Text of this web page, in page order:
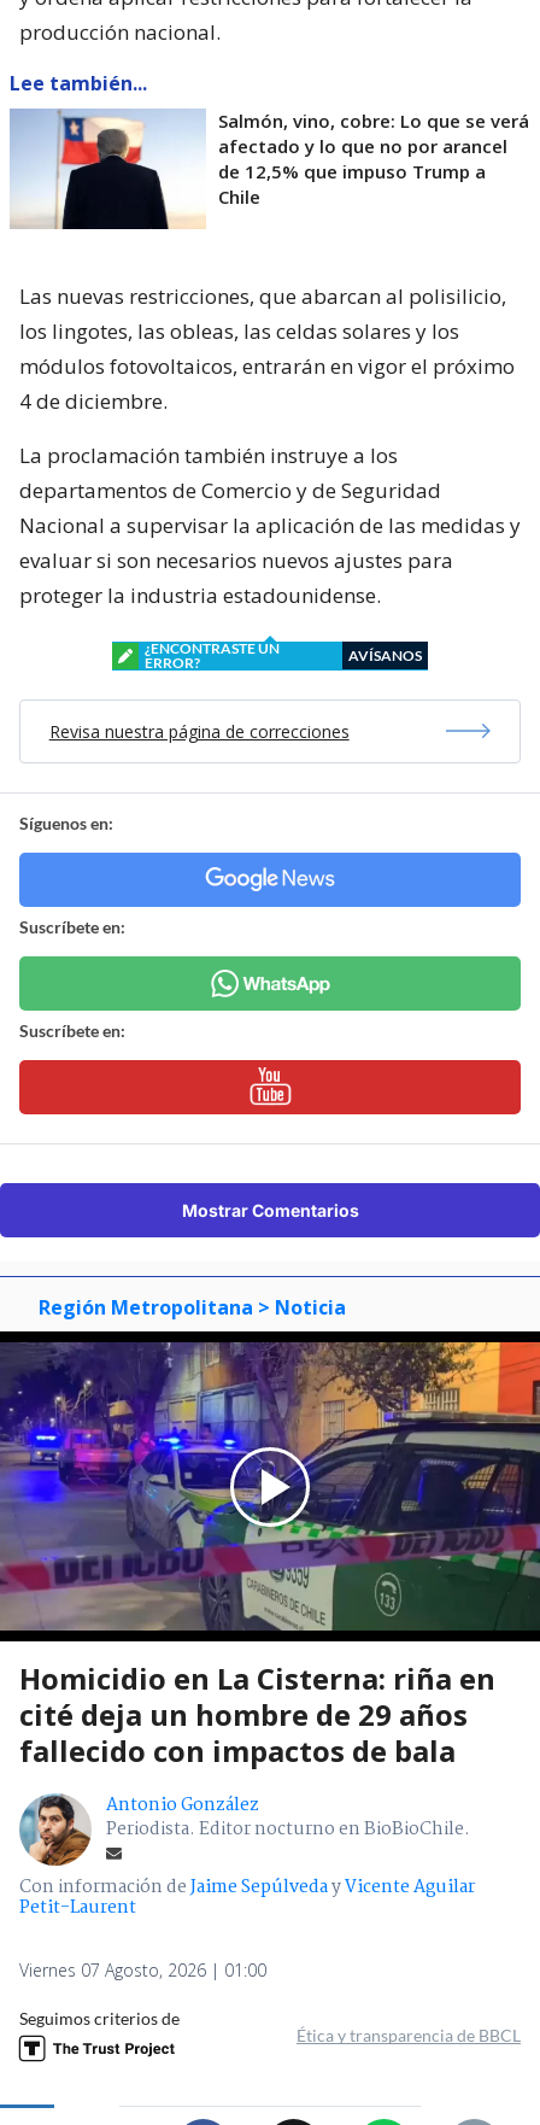
producción nacional.
Lee también...
Salmón, vino, cobre: Lo que se verá
afectado y lo que no por arancel
de 12,5% que impuso Trump a
Chile
Las nuevas restricciones, que abarcan al polisilicio,
los lingotes, las obleas, las celdas solares y los
módulos fotovoltaicos, entrarán en vigor el próximo
4 de diciembre.
La proclamación también instruye a los
departamentos de Comercio y de Seguridad
Nacional a supervisar la aplicación de las medidas y
evaluar si son necesarios nuevos ajustes para
proteger la industria estadounidense.
¿ENCONTRASTE UN
ERROR?
AVÍSANOS
Revisa nuestra página de correcciones
Síguenos en:
Suscríbete en:
Suscríbete en:
Mostrar Comentarios
Región Metropolitana > Noticia
Homicidio en La Cisterna: riña en
cité deja un hombre de 29 años
fallecido con impactos de bala
Antonio González
Periodista. Editor nocturno en BioBioChile.
Con información deJaime SepúlvedayVicente Aguilar
Petit-Laurent
Viernes 07 Agosto, 2026 | 01:00
Seguimos criterios de
Ética y transparencia de BBCL